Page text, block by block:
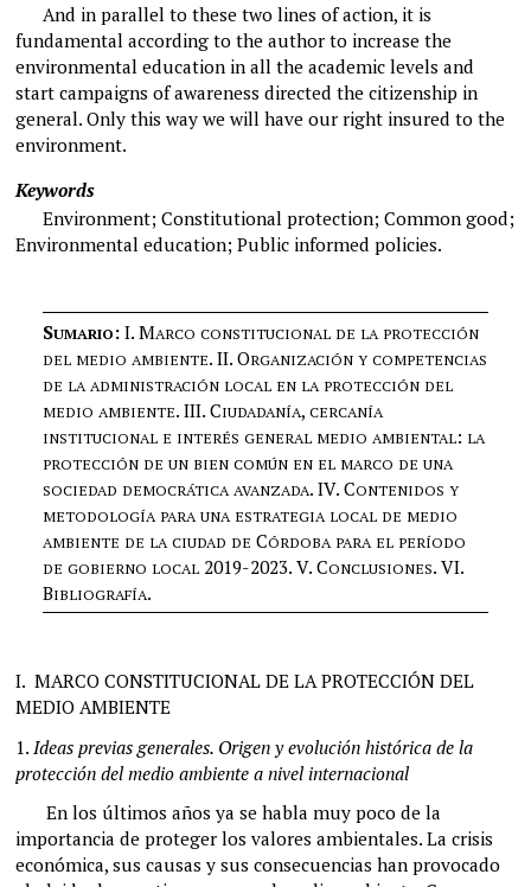
And in parallel to these two lines of action, it is
fundamental according to the author to increase the
environmental education in all the academic levels and
start campaigns of awareness directed the citizenship in
general. Only this way we will have our right insured to the
environment.
Keywords
Environment; Constitutional protection; Common good;
Environmental education; Public informed policies.
SUMARIO: I. MARCO CONSTITUCIONAL DE LA PROTECCIÓN
DEL MEDIO AMBIENTE. II. ORGANIZACIÓN Y COMPETENCIAS
DE LA ADMINISTRACIÓN LOCAL EN LA PROTECCIÓN DEL
MEDIO AMBIENTE. III. CIUDADANÍA, CERCANÍA
INSTITUCIONAL E INTERÉS GENERAL MEDIO AMBIENTAL: LA
PROTECCIÓN DE UN BIEN COMÚN EN EL MARCO DE UNA
SOCIEDAD DEMOCRÁTICA AVANZADA. IV. CONTENIDOS Y
METODOLOGÍA PARA UNA ESTRATEGIA LOCAL DE MEDIO
AMBIENTE DE LA CIUDAD DE CÓRDOBA PARA EL PERÍODO
DE GOBIERNO LOCAL2019-2023. V. CONCLUSIONES. VI.
BIBLIOGRAFÍA.
I. MARCO CONSTITUCIONAL DE LA PROTECCIÓN DEL
MEDIO AMBIENTE
1. Ideas previas generales. Origen y evolución histórica de la
protección del medio ambiente a nivel internacional
En los últimos años ya se habla muy poco de la
importancia de proteger los valores ambientales. La crisis
económica, sus causas y sus consecuencias han provocado